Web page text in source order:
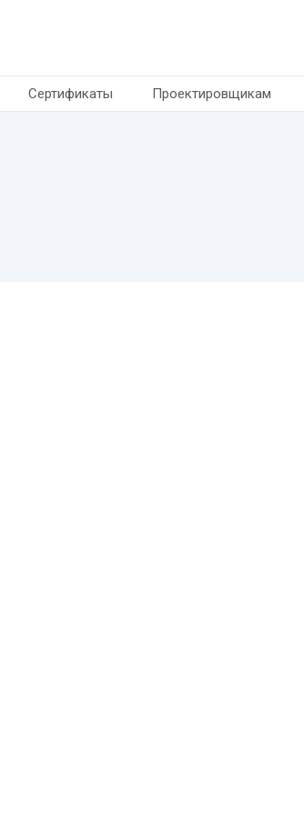
Сертификаты Проектировщикам